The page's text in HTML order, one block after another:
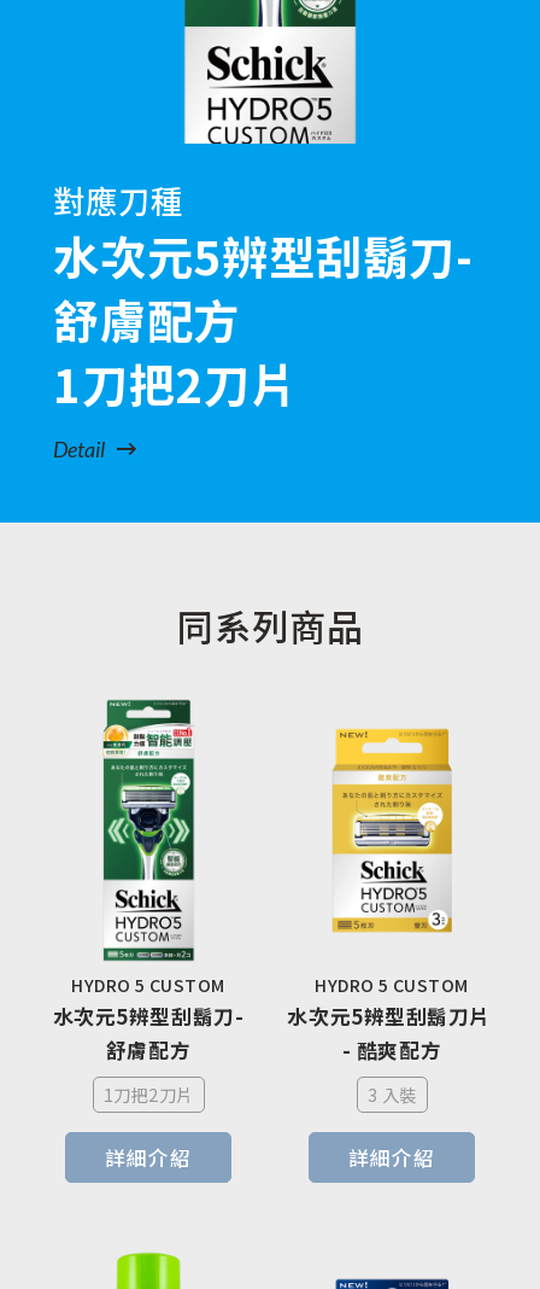
對應刀種
水次元5辨型刮鬍刀-
舒膚配方
1刀把2刀片
Detail
同系列商品
HYDRO 5 CUSTOM
水次元5辨型刮鬍刀-
舒膚配方
1刀把2刀片
詳細介紹
HYDRO 5 CUSTOM
水次元5辨型刮鬍刀片
- 酷爽配方
3 入裝
詳細介紹